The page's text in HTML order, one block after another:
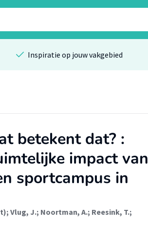
Inspiratie op jouw vakgebied
betekent dat? :
impact van
sportcampus in
; Vlug, J.; Noortman, A.; Reesink, T.;